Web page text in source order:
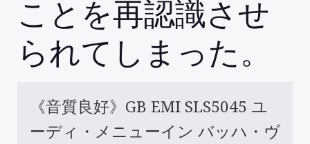
ことを再認識させ
られてしまった。
《音質良好》GB EMI SLS5045 ユ
ーディ・メニューイン バッハ・ヴ